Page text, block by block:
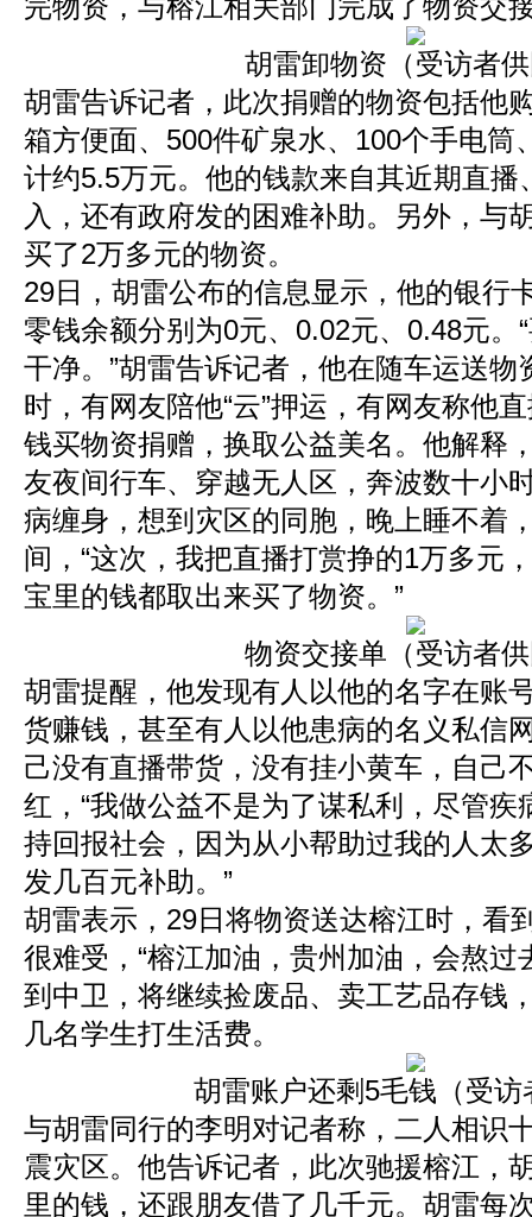
完物资，与榕江相关部门完成了物资交
胡雷卸物资（受访者
胡雷告诉记者，此次捐赠的物资包括他
箱方便面、500件矿泉水、100个手电筒
计约5.5万元。他的钱款来自其近期直播
入，还有政府发的困难补助。另外，与
买了2万多元的物资。
29日，胡雷公布的信息显示，他的银行
零钱余额分别为0元、0.02元、0.48元。
干净。”胡雷告诉记者，他在随车运送物
时，有网友陪他“云”押运，有网友称他
钱买物资捐赠，换取公益美名。他解释
友夜间行车、穿越无人区，奔波数十小
病缠身，想到灾区的同胞，晚上睡不着
间，“这次，我把直播打赏挣的1万多元
宝里的钱都取出来买了物资。”
物资交接单（受访者
胡雷提醒，他发现有人以他的名字在账
货赚钱，甚至有人以他患病的名义私信
己没有直播带货，没有挂小黄车，自己
红，“我做公益不是为了谋私利，尽管
持回报社会，因为从小帮助过我的人太
发几百元补助。”
胡雷表示，29日将物资送达榕江时，看
很难受，“榕江加油，贵州加油，会熬过
到中卫，将继续捡废品、卖工艺品存钱
几名学生打生活费。
胡雷账户还剩5毛钱（受访
与胡雷同行的李明对记者称，二人相识
震灾区。他告诉记者，此次驰援榕江，
里的钱，还跟朋友借了几千元。胡雷每